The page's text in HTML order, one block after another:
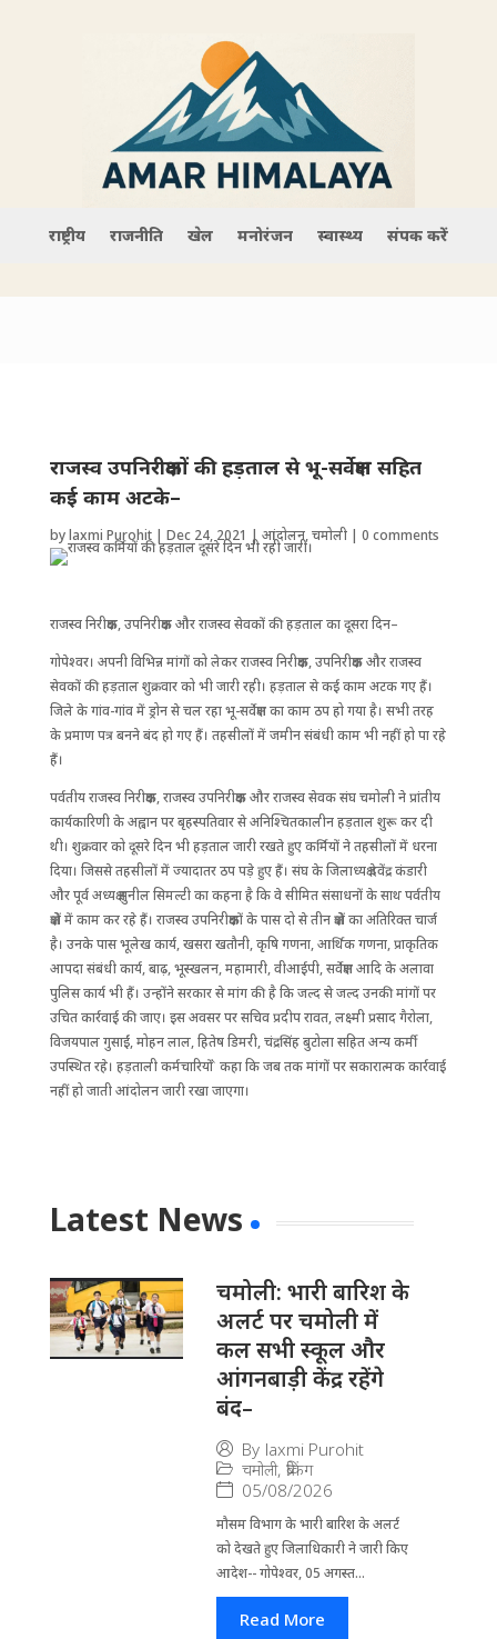
राष्ट्रीय राजनीति खेल मनोरंजन स्वास्थ्य संपर्क करें
राजस्व उपनिरीक्षकों की हड़ताल से भू-सर्वेक्षण सहित
कई काम अटके–
bylaxmi Purohit| Dec 24, 2021 | आंदोलन,चमोली| 0 comments
राजस्व निरीक्षक, उपनिरीक्षक और राजस्व सेवकों की हड़ताल का दूसरा दिन–
गोपेश्वर। अपनी विभिन्न मांगों को लेकर राजस्व निरीक्षक, उपनिरीक्षक और राजस्व
सेवकों की हड़ताल शुक्रवार को भी जारी रही। हड़ताल से कई काम अटक गए हैं।
जिले के गांव-गांव में ड्रोन से चल रहा भू-सर्वेक्षण का काम ठप हो गया है। सभी तरह
के प्रमाण पत्र बनने बंद हो गए हैं। तहसीलों में जमीन संंबंधी काम भी नहीं हो पा रहे
हैं।
पर्वतीय राजस्व निरीक्षक, राजस्व उपनिरीक्षक और राजस्व सेवक संघ चमोली ने प्रांतीय
कार्यकारिणी के अह्वान पर बृहस्पतिवार से अनिश्चितकालीन हड़ताल शुरू कर दी
थी। शुक्रवार को दूसरे दिन भी हड़ताल जारी रखते हुए कर्मियों ने तहसीलों में धरना
दिया। जिससे तहसीलों में ज्यादातर ठप पड़े हुए हैं। संघ के जिलाध्यक्ष देवेंद्र कंडारी
और पूर्व अध्यक्ष सुनील सिमल्टी का कहना है कि वे सीमित संसाधनों के साथ पर्वतीय
क्षेत्रों में काम कर रहे हैं। राजस्व उपनिरीक्षकों के पास दो से तीन क्षेत्रों का अतिरिक्त चार्ज
है। उनके पास भूलेख कार्य, खसरा खतौनी, कृषि गणना, आर्थिक गणना, प्राकृतिक
आपदा संबंधी कार्य, बाढ़, भूस्खलन, महामारी, वीआईपी, सर्वेक्षण आदि के अलावा
पुलिस कार्य भी हैं। उन्होंने सरकार से मांग की है कि जल्द से जल्द उनकी मांगों पर
उचित कार्रवाई की जाए। इस अवसर पर सचिव प्रदीप रावत, लक्ष्मी प्रसाद गैरोला,
विजयपाल गुसाईं, मोहन लाल, हितेष डिमरी, चंद्रसिंह बुटोला सहित अन्य कर्मी
उपस्थित रहे। हड़ताली कर्मचारियों े कहा कि जब तक मांगों पर सकारात्मक कार्रवाई
नहीं हो जाती आंदोलन जारी रखा जाएगा।
Latest News
चमोली: भारी बारिश के
अलर्ट पर चमोली में
कल सभी स्कूल और
आंगनबाड़ी केंद्र रहेंगे
बंद–
By laxmi Purohit
चमोली, ब्रेकिंग
05/08/2026
मौसम विभाग के भारी बारिश के अलर्ट
को देखते हुए जिला​धिकारी ने जारी किए
आदेश-- गोपेश्वर, 05 अगस्त...
Read More